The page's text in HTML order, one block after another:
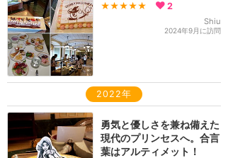
★★★★★ 2
Shiu
2024年9月に訪問
2022年
勇気と優しさを兼ね備えた
現代のプリンセスへ。合言
葉はアルティメット！